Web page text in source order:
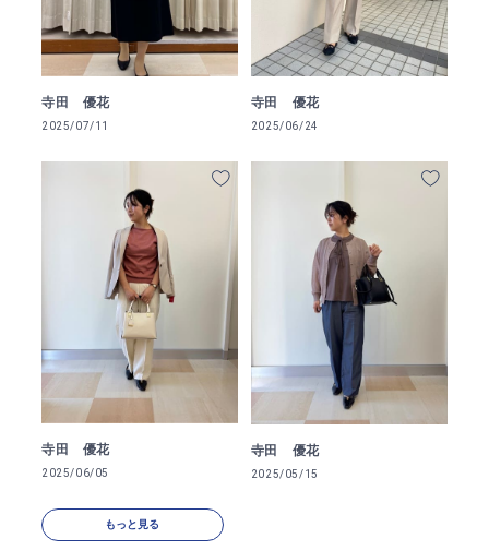
寺田 優花
2025/07/11
寺田 優花
2025/06/24
寺田 優花
2025/06/05
寺田 優花
2025/05/15
もっと見る